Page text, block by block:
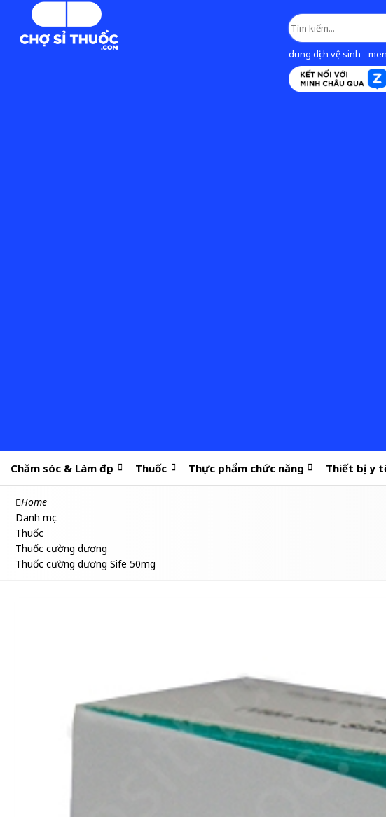
dung dịch vệ sinh -
Chăm sóc & Làm đẹp Thuốc Thực phẩm chức năng Thiết bị y
Home
Danh mục
Thuốc
Thuốc cường dương
Thuốc cường dương Sife 50mg